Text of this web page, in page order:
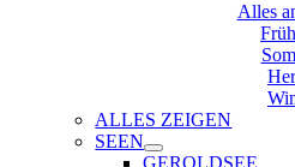
Alles
ALLES ZEIGEN
SEEN
GEROLDSEE